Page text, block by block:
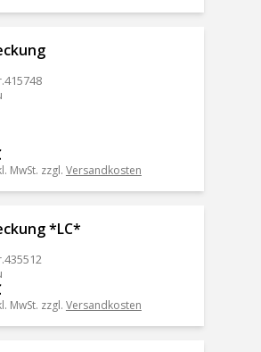
415748
MwSt. zzgl. Versandkosten
*LC*
435512
MwSt. zzgl. Versandkosten